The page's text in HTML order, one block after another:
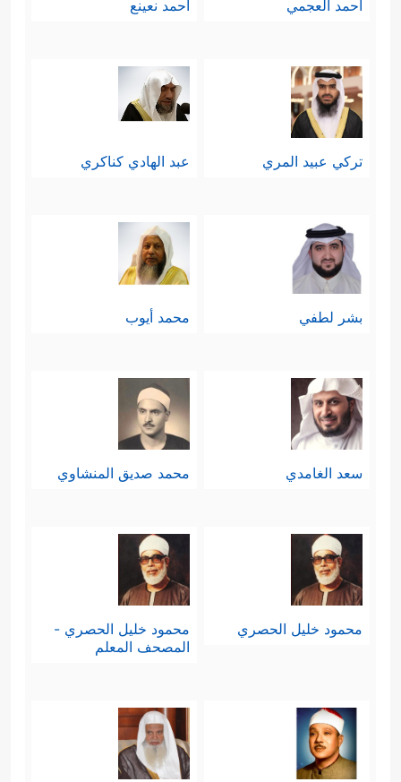
أحمد العجمي أحمد نعينع
تركي عبيد المري عبد الهادي كناكري
بشر لطفي محمد أيوب
سعد الغامدي محمد صديق المنشاوي
محمود خليل الحصري
محمود خليل الحصري -
المصحف المعلم